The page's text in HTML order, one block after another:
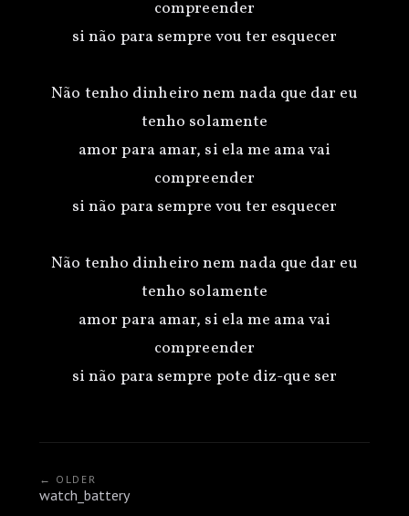
compreender
si não para sempre vou ter esquecer
Não tenho dinheiro nem nada que dar eu
tenho solamente
amor para amar, si ela me ama vai
compreender
si não para sempre vou ter esquecer
Não tenho dinheiro nem nada que dar eu
tenho solamente
amor para amar, si ela me ama vai
compreender
← OLDER
watch_battery